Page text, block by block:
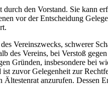
den Vorstand. Sie kann
vor der Entscheidung
Vereinszwecks, schwerer
des Vereins, bei Verstoß
Gründen, insbesondere bei
zuvor Gelegenheit zur
anzurufen. Dessen